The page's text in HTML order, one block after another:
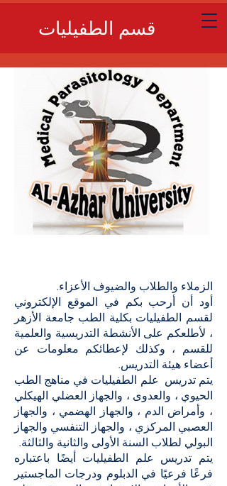
قسم الطفيليات
الزملاء والطلاب والضيوف الأعزاء.
أود أن أرحب بكم في الموقع الإلكتروني
لقسم الطفيليات بكلية الطب جامعة الأزهر
، لأطلعكم على الأنشطة التدريسية والعلمية
للقسم ، وكذلك لإعطائكم معلومات عن
أعضاء هيئة التدريس.
يتم تدريس علم الطفيليات في مناهج الطب
الحيوي ، والعدوى ، والجهاز العضلي الهيكلي
، وأمراض الدم ، والجهاز الهضمي ، والجهاز
العصبي المركزي ، والجهاز التنفسي والجهاز
البولي لطلاب السنة الأولى والثانية والثالثة.
يتم تدريس علم الطفيليات أيضًا باعتباره
فرعًا فرعيًا في الدبلوم ودرجات الماجستير